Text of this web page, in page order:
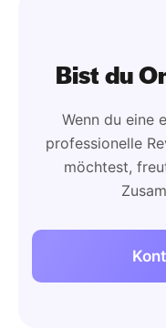
Bist du
Wenn du eine
professionelle
möchtest,